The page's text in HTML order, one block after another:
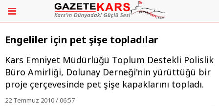
Engeliler için pet şişe topladılar
Kars Emniyet Müdürlüğü Toplum Destekli Polislik
Büro Amirliği, Dolunay Derneği'nin yürüttüğü bir
proje çerçevesinde pet şişe kapaklarını topladı.
22 Temmuz 2010 / 06:57